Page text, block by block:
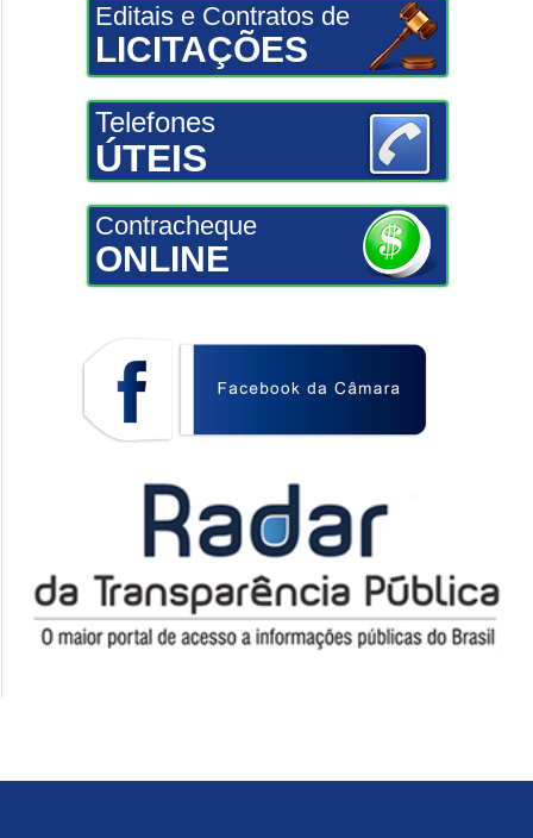
Editais e Contratos de
LICITAÇÕES
Telefones
ÚTEIS
Contracheque
ONLINE